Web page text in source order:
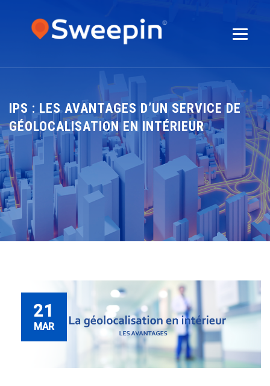
IPS : LES AVANTAGES D’UN SERVICE DE
GÉOLOCALISATION EN INTÉRIEUR
21
MAR